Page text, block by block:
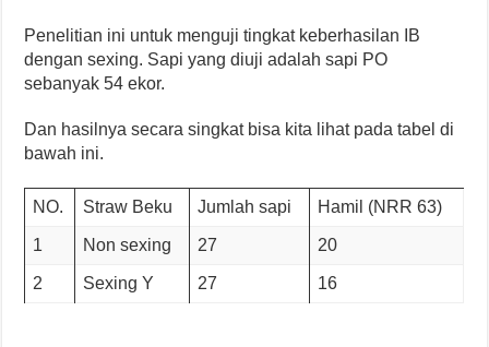
Penelitian ini untuk menguji tingkat keberhasilan IB
dengan sexing. Sapi yang diuji adalah sapi PO
sebanyak 54 ekor.
Dan hasilnya secara singkat bisa kita lihat pada tabel di
bawah ini.
NO. Straw Beku Jumlah sapi Hamil (NRR 63)
1 Non sexing 27 20
2 Sexing Y 27 16